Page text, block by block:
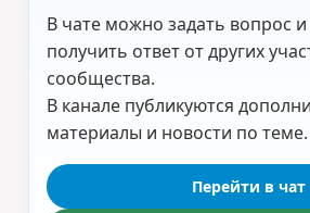
В чате можно задать вопрос
получить ответ от других
сообщества.
В канале публикуются
материалы и новости по теме.
Перейти в чат